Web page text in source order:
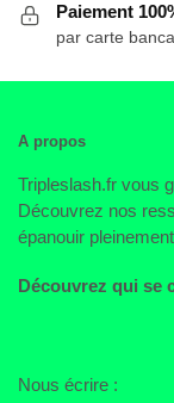
Paiement
par carte
A propos
Tripleslash.fr vous
Découvrez nos
épanouir
Découvrez qui se
Nous écrire :